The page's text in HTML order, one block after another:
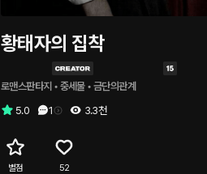
황태자의 집착
로맨스판타지 • 중세물 • 금단의관계
5.0
1 3.3천
별점 52